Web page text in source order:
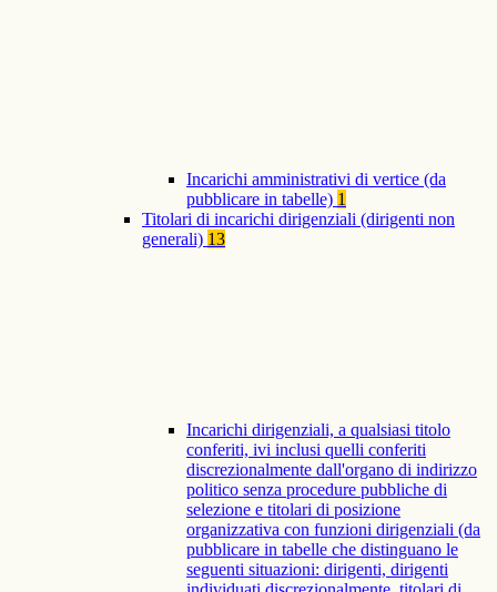
Incarichi amministrativi di vertice (da
pubblicare in tabelle) 1
Titolari di incarichi dirigenziali (dirigenti non
generali) 13
Incarichi dirigenziali, a qualsiasi titolo
conferiti, ivi inclusi quelli conferiti
discrezionalmente dall'organo di indirizzo
politico senza procedure pubbliche di
selezione e titolari di posizione
organizzativa con funzioni dirigenziali (da
pubblicare in tabelle che distinguano le
seguenti situazioni: dirigenti, dirigenti